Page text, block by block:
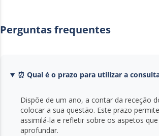
Perguntas frequentes
⏰ Qual é o prazo para utilizar a
Dispõe de um ano, a contar da receção
colocar a sua questão. Este prazo
assimilá‑la e refletir sobre os aspetos
aprofundar.